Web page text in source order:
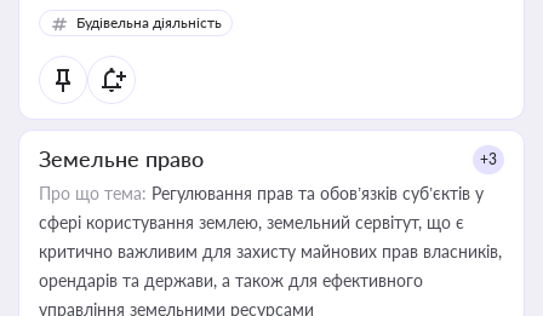
Будівельна діяльність
Земельне право +3
Про що тема: Регулювання прав та обов’язків суб’єктів у
сфері користування землею, земельний сервітут, що є
критично важливим для захисту майнових прав власників,
орендарів та держави, а також для ефективного
управління земельними ресурсами